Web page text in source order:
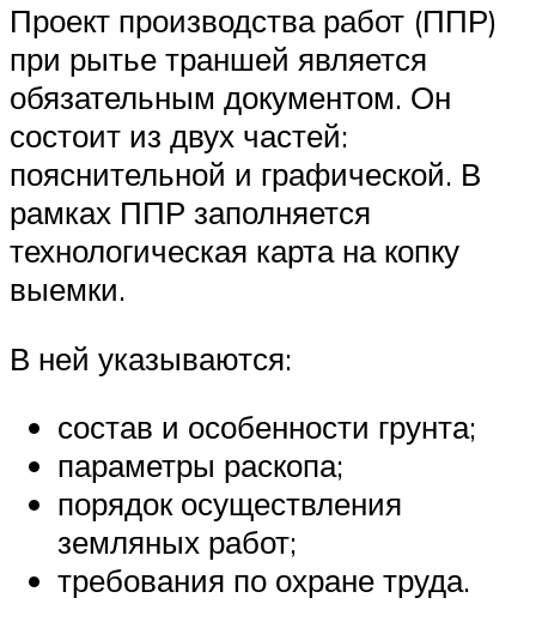
Проект производства работ (ППР)
при рытье траншей является
обязательным документом. Он
состоит из двух частей:
пояснительной и графической. В
рамках ППР заполняется
технологическая карта на копку
выемки.
В ней указываются:
состав и особенности грунта;
параметры раскопа;
порядок осуществления
земляных работ;
требования по охране труда.